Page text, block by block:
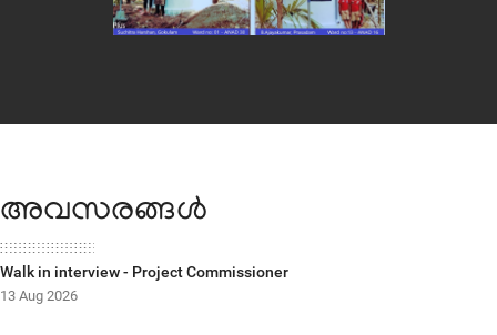
അവസരങ്ങള്‍
Walk in interview - Project Commissioner
13 Aug 2026